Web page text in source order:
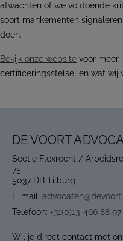
afwachten of we voldoende
soort mankementen
doen.
Bekijk onze website voor meer
certificeringsstelsel en wat wij
DE VOORT
Sectie Flexrecht /
75
5037 DB Tilburg
E-mail:
Telefoon: +31(0)13-466 88 97
Wil je direct contact met